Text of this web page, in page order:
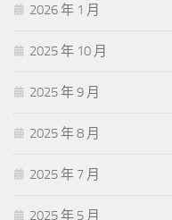
2026 年 1 月
2025 年 10 月
2025 年 9 月
2025 年 8 月
2025 年 7 月
2025 年 5 月